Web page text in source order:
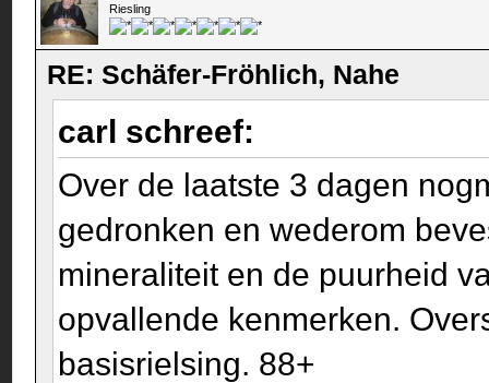
Riesling
RE: Schäfer-Fröhlich, Nahe
carl schreef:
Over de laatste 3 dagen
gedronken en wederom
mineraliteit en de puurheid
opvallende kenmerken.
basisrielsing. 88+